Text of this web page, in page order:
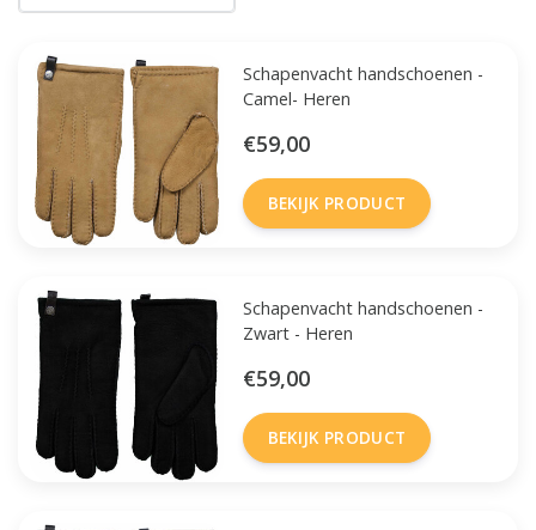
Schapenvacht handschoenen -
Camel- Heren
€59,00
BEKIJK PRODUCT
Schapenvacht handschoenen -
Zwart - Heren
€59,00
BEKIJK PRODUCT